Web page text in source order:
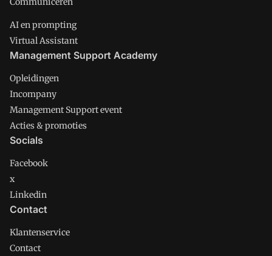
AI en prompting
Virtual Assistant
Management Support Academy
Opleidingen
Incompany
Management Support event
Acties & promoties
Socials
Facebook
x
Linkedin
Contact
Klantenservice
Contact